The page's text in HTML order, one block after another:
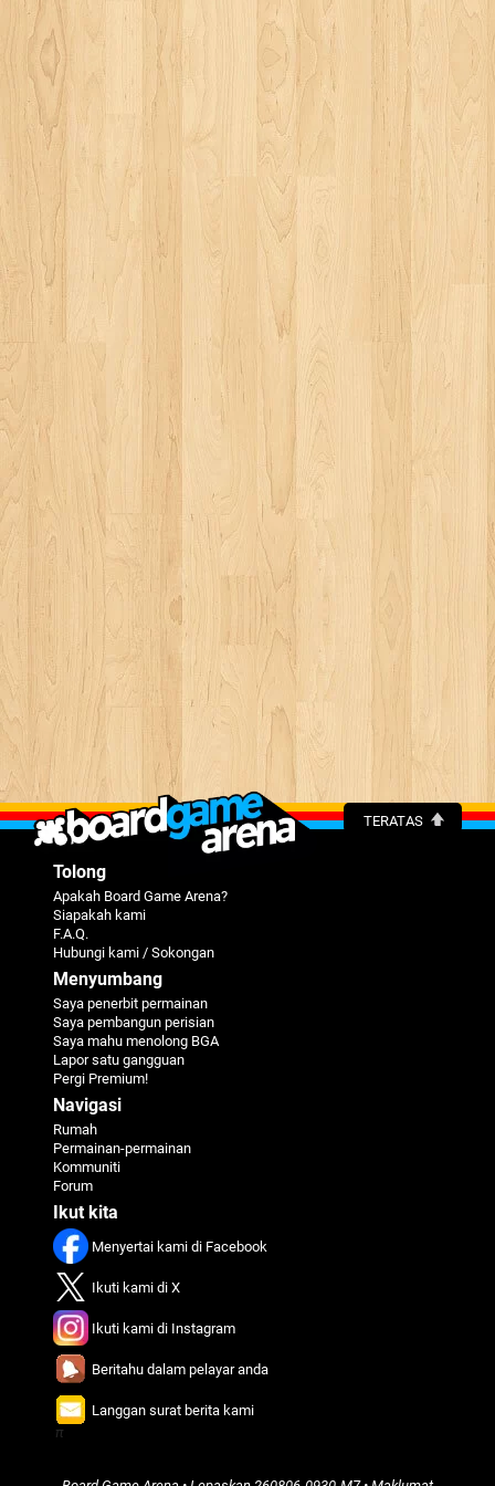
TERATAS
Tolong
Apakah Board Game Arena?
Siapakah kami
F.A.Q.
Hubungi kami / Sokongan
Menyumbang
Saya penerbit permainan
Saya pembangun perisian
Saya mahu menolong BGA
Lapor satu gangguan
Pergi Premium!
Navigasi
Rumah
Permainan-permainan
Kommuniti
Forum
Ikut kita
Menyertai kami di Facebook
Ikuti kami di X
Ikuti kami di Instagram
Beritahu dalam pelayar anda
Langgan surat berita kami
π